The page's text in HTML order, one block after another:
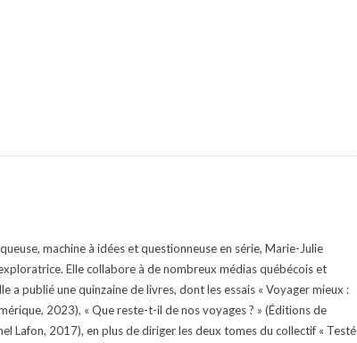
machine à idées et questionneuse en série, Marie-Julie
Elle collabore à de nombreux médias québécois et
a publié une quinzaine de livres, dont les essais « Voyager mieux :
2023), « Que reste-t-il de nos voyages ? » (Éditions de
Lafon, 2017), en plus de diriger les deux tomes du collectif « Testé